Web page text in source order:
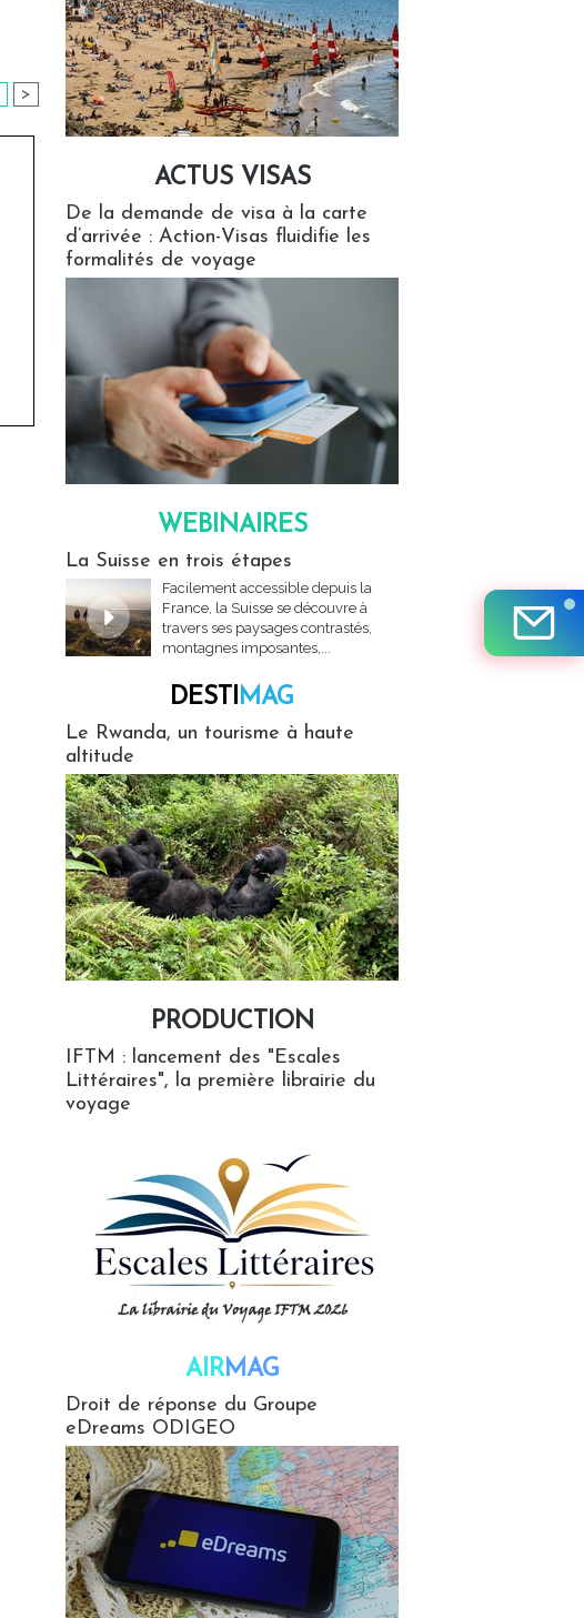
>
ACTUS VISAS
De la demande de visa à la carte
d’arrivée : Action-Visas fluidifie les
formalités de voyage
WEBINAIRES
La Suisse en trois étapes
Facilement accessible depuis la
France, la Suisse se découvre à
travers ses paysages contrastés,
montagnes imposantes,...
DESTIMAG
Le Rwanda, un tourisme à haute
altitude
PRODUCTION
IFTM : lancement des "Escales
Littéraires", la première librairie du
voyage
AIRMAG
Droit de réponse du Groupe
eDreams ODIGEO